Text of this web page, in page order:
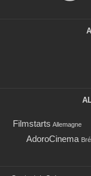
Filmstarts Allemagne
AdoroCinema